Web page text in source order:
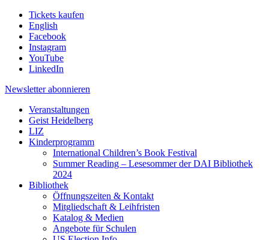
Tickets kaufen
English
Facebook
Instagram
YouTube
LinkedIn
Newsletter abonnieren
Veranstaltungen
Geist Heidelberg
LIZ
Kinderprogramm
International Children’s Book Festival
Summer Reading – Lesesommer der DAI Bibliothek
2024
Bibliothek
Öffnungszeiten & Kontakt
Mitgliedschaft & Leihfristen
Katalog & Medien
Angebote für Schulen